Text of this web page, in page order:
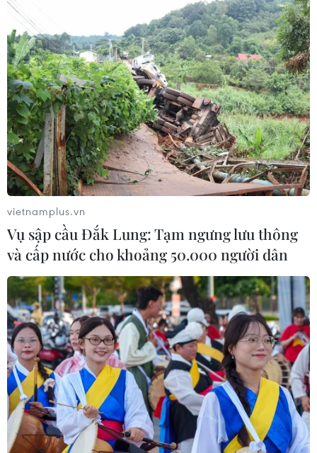
TIN CÙNG CHUYÊN MỤC
Buổi hòa nhạc kéo dài 639 năm vừa
mới hoàn thành 4% hành trình
06/08/2026 11:54
vietnamplus.vn
Vụ sập cầu Đắk Lung: Tạm ngưng lưu thông
và cấp nước cho khoảng 50.000 người dân